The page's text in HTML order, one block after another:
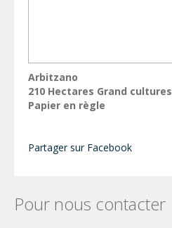
Arbitzano
210 Hectares Grand cultures
Papier en règle
Partager sur Facebook
Pour nous contacter